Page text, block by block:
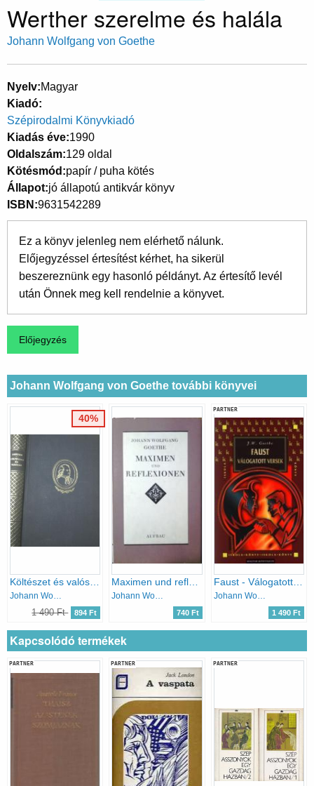
Werther szerelme és halála
Johann Wolfgang von Goethe
Nyelv Magyar
Kiadó
Szépirodalmi Könyvkiadó
Kiadás éve 1990
Oldalszám 129 oldal
Kötésmód papír / puha kötés
Állapot jó állapotú antikvár könyv
ISBN 9631542289
Ez a könyv jelenleg nem elérhető nálunk.
Előjegyzéssel értesítést kérhet, ha sikerül
beszereznünk egy hasonló példányt. Az értesítő levél
után Önnek meg kell rendelnie a könyvet.
Johann Wolfgang von Goethe további könyvei
Johann Wolfgang von Goethe
1 490 Ft 894 Ft
40%
Johann Wolfgang von Goethe
740 Ft
PARTNER
Faust - Válogatott versek
Johann Wolfgang von Goethe
1 490 Ft
Kapcsolódó termékek
PARTNER PARTNER PARTNER